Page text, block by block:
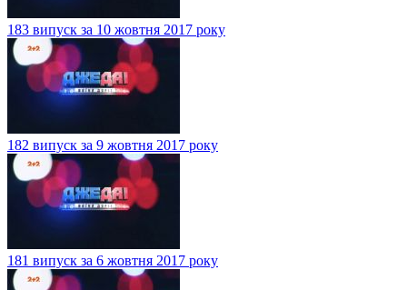
183 випуск за 10 жовтня 2017 року
182 випуск за 9 жовтня 2017 року
181 випуск за 6 жовтня 2017 року